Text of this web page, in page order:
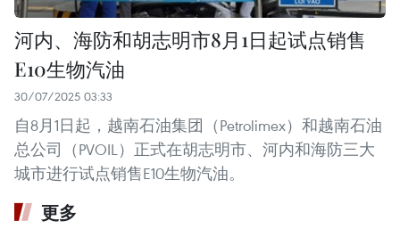
河内、海防和胡志明市8月1日起试点销售
E10生物汽油
30/07/2025 03:33
自8月1日起，越南石油集团（Petrolimex）和越南石油
总公司（PVOIL）正式在胡志明市、河内和海防三大
城市进行试点销售E10生物汽油。
更多